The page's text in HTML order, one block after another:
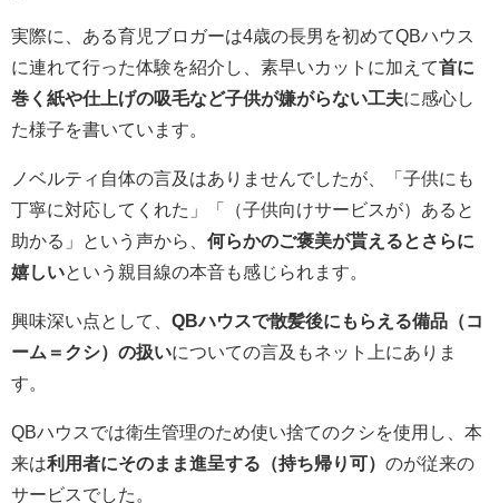
実際に、ある育児ブロガーは4歳の長男を初めてQBハウス
に連れて行った体験を紹介し、素早いカットに加えて首に
巻く紙や仕上げの吸毛など子供が嫌がらない工夫に感心し
た様子を書いています。
ノベルティ自体の言及はありませんでしたが、「子供にも
丁寧に対応してくれた」「（子供向けサービスが）あると
助かる」という声から、 何らかのご褒美が貰えるとさらに
嬉しいという親目線の本音も感じられます。
興味深い点として、 QBハウスで散髪後にもらえる備品（コ
ーム＝クシ）の扱いについての言及もネット上にありま
す。
QBハウスでは衛生管理のため使い捨てのクシを使用し、本
来は利用者にそのまま進呈する（持ち帰り可） のが従来の
サービスでした。